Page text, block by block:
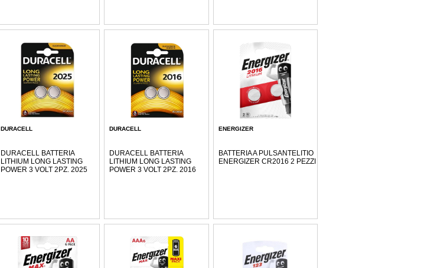
DURACELL
DURACELL BATTERIA
LITHIUM LONG LASTING
POWER 3 VOLT 2PZ. 2025
DURACELL
DURACELL BATTERIA
LITHIUM LONG LASTING
POWER 3 VOLT 2PZ. 2016
ENERGIZER
BATTERIA A PULSANTELITIO
ENERGIZER CR2016 2 PEZZI